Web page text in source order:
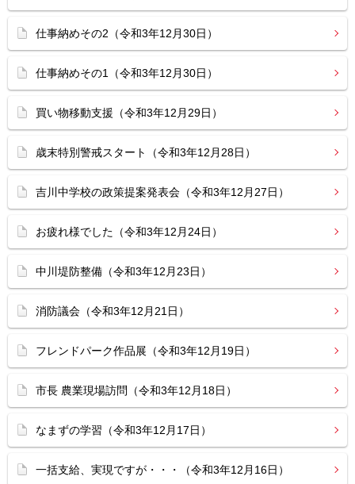
仕事納めその2（令和3年12月30日）
仕事納めその1（令和3年12月30日）
買い物移動支援（令和3年12月29日）
歳末特別警戒スタート（令和3年12月28日）
吉川中学校の政策提案発表会（令和3年12月27日）
お疲れ様でした（令和3年12月24日）
中川堤防整備（令和3年12月23日）
消防議会（令和3年12月21日）
フレンドパーク作品展（令和3年12月19日）
市長 農業現場訪問（令和3年12月18日）
なまずの学習（令和3年12月17日）
一括支給、実現ですが・・・（令和3年12月16日）